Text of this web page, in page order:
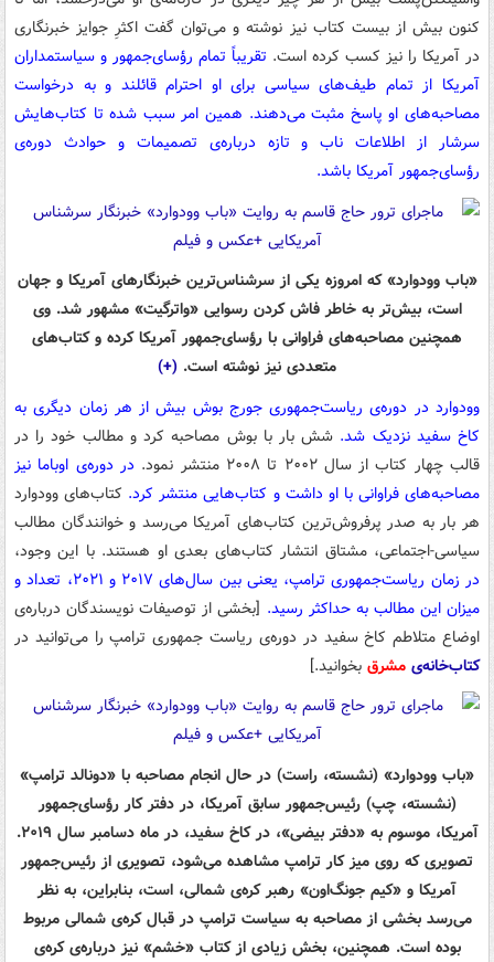
کنون بیش از بیست کتاب نیز نوشته و می‌توان گفت اکثرِ جوایز خبرنگاری
در آمریکا را نیز کسب کرده است. تقریباً تمام رؤسای‌جمهور و سیاستمداران
آمریکا از تمام طیف‌های سیاسی برای او احترام قائلند و به درخواست
مصاحبه‌های او پاسخ مثبت می‌دهند. همین امر سبب شده تا کتاب‌هایش
سرشار از اطلاعات ناب و تازه‌ درباره‌ی تصمیمات و حوادث دوره‌ی
رؤسای‌جمهور آمریکا باشد.
«باب وودوارد» که امروزه یکی از سرشناس‌ترین خبرنگارهای آمریکا و جهان
است، بیش‌تر به خاطر فاش کردن رسوایی «واترگیت» مشهور شد. وی
همچنین مصاحبه‌های فراوانی با رؤسای‌جمهور آمریکا کرده و کتاب‌های
متعددی نیز نوشته است. (+)
وودوارد در دوره‌ی ریاست‌جمهوری جورج بوش بیش از هر زمان دیگری به
کاخ سفید نزدیک شد. شش بار با بوش مصاحبه کرد و مطالب خود را در
قالب چهار کتاب از سال ۲۰۰۲ تا ۲۰۰۸ منتشر نمود.
در دوره‌ی اوباما نیز
مصاحبه‌های فراوانی با او داشت و کتاب‌هایی منتشر کرد. کتاب‌های وودوارد
هر بار به صدر پرفروش‌ترین کتاب‌های آمریکا می‌رسد و خوانندگان مطالب
سیاسی-اجتماعی، مشتاق انتشار کتاب‌های بعدی او هستند. با این وجود،
در زمان ریاست‌جمهوری ترامپ، یعنی بین سال‌های ۲۰۱۷ و ۲۰۲۱، تعداد و
میزان این مطالب به حداکثر رسید. [بخشی از توصیفات نویسندگان درباره‌ی
اوضاع متلاطم کاخ سفید در دوره‌ی ریاست جمهوری ترامپ را می‌توانید در
کتاب‌خانه‌ی مشرق بخوانید.]
«باب وودوارد» (نشسته، راست) در حال انجام مصاحبه با «دونالد ترامپ»
(نشسته، چپ) رئیس‌جمهور سابق آمریکا، در دفتر کار رؤسای‌جمهور
آمریکا، موسوم به «دفتر بیضی»، در کاخ سفید، در ماه دسامبر سال ۲۰۱۹.
تصویری که روی میز کار ترامپ مشاهده می‌شود، تصویری از رئیس‌جمهور
آمریکا و «کیم جونگ‌اون» رهبر کره‌ی شمالی، است، بنابراین، به نظر
می‌رسد بخشی از مصاحبه به سیاست ترامپ در قبال کره‌ی شمالی مربوط
بوده است. همچنین، بخش زیادی از کتاب «خشم» نیز درباره‌ی کره‌ی